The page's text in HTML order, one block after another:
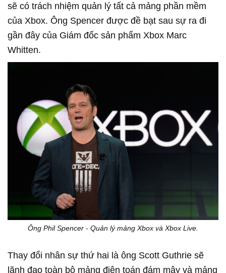
sẽ có trách nhiệm quản lý tất cả mảng phần mềm
của Xbox. Ông Spencer được đề bạt sau sự ra đi
gần đây của Giám đốc sản phẩm Xbox Marc
Whitten.
Ông Phil Spencer - Quản lý mảng Xbox và Xbox Live.
Thay đổi nhân sự thứ hai là ông Scott Guthrie sẽ
lãnh đạo toàn bộ mảng điện toán đám mây và mảng